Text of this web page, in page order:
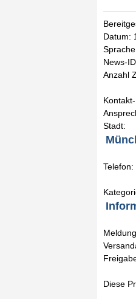
Datum:
News-
Anzahl
Stadt:
Diese